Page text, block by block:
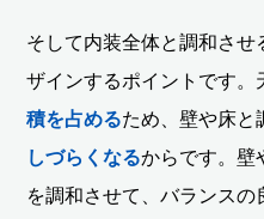
そして内装全体と調和さ
ザインするポイントです。
積を占めるため、壁や床と
しづらくなるからです。壁
を調和させて、バランスの